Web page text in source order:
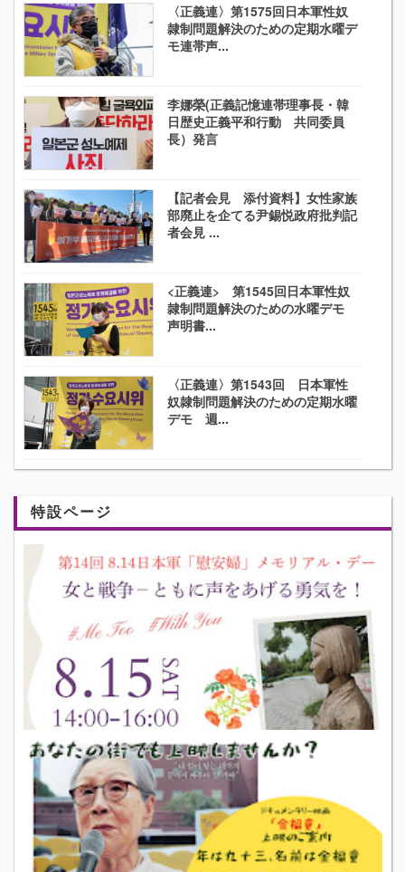
〈正義連〉第1575回日本軍性奴
隷制問題解決のための定期水曜デ
モ連帯声...
李娜榮(正義記憶連帯理事長・韓
日歴史正義平和行動 共同委員
長）発言
【記者会見 添付資料】女性家族
部廃止を企てる尹錫悦政府批判記
者会見 ...
<正義連> 第1545回日本軍性奴
隷制問題解決のための水曜デモ
声明書...
〈正義連〉第1543回 日本軍性
奴隷制問題解決のための定期水曜
デモ 週...
特設ページ